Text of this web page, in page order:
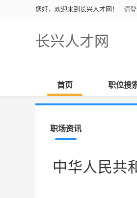
您好，欢迎来到长兴人才网！ 请
长兴人才网
首页 职位搜
职场资讯
中华人民共